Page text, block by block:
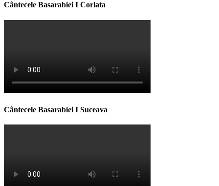
Cântecele Basarabiei I Corlata
Cântecele Basarabiei I Suceava